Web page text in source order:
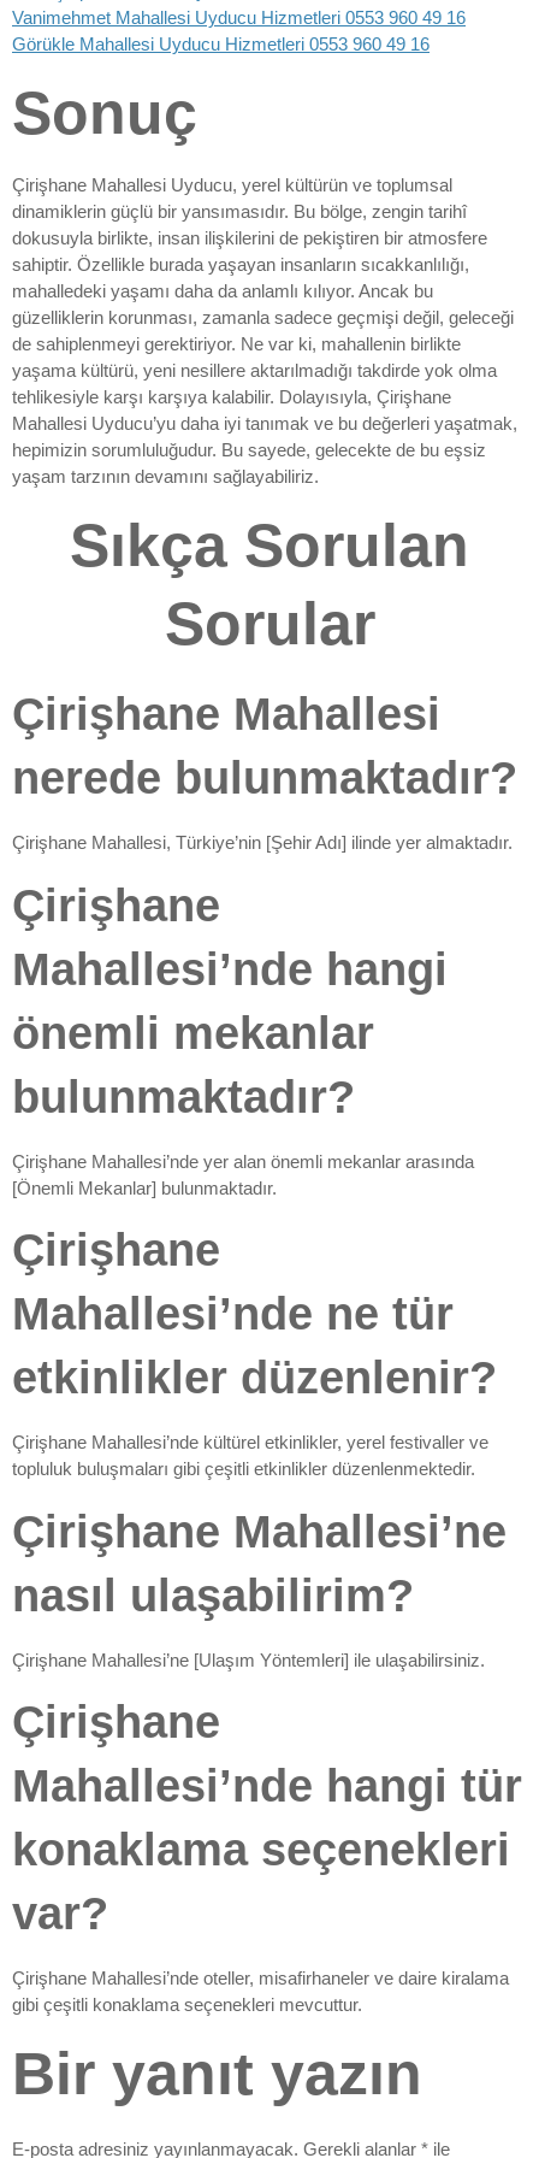
Vanimehmet Mahallesi Uyducu Hizmetleri 0553 960 49 16
Görükle Mahallesi Uyducu Hizmetleri 0553 960 49 16
Sonuç
Çirişhane Mahallesi Uyducu, yerel kültürün ve toplumsal
dinamiklerin güçlü bir yansımasıdır. Bu bölge, zengin tarihî
dokusuyla birlikte, insan ilişkilerini de pekiştiren bir atmosfere
sahiptir. Özellikle burada yaşayan insanların sıcakkanlılığı,
mahalledeki yaşamı daha da anlamlı kılıyor. Ancak bu
güzelliklerin korunması, zamanla sadece geçmişi değil, geleceği
de sahiplenmeyi gerektiriyor. Ne var ki, mahallenin birlikte
yaşama kültürü, yeni nesillere aktarılmadığı takdirde yok olma
tehlikesiyle karşı karşıya kalabilir. Dolayısıyla, Çirişhane
Mahallesi Uyducu’yu daha iyi tanımak ve bu değerleri yaşatmak,
hepimizin sorumluluğudur. Bu sayede, gelecekte de bu eşsiz
yaşam tarzının devamını sağlayabiliriz.
Sıkça Sorulan
Sorular
Çirişhane Mahallesi
nerede bulunmaktadır?
Çirişhane Mahallesi, Türkiye’nin [Şehir Adı] ilinde yer almaktadır.
Çirişhane
Mahallesi’nde hangi
önemli mekanlar
bulunmaktadır?
Çirişhane Mahallesi’nde yer alan önemli mekanlar arasında
[Önemli Mekanlar] bulunmaktadır.
Çirişhane
Mahallesi’nde ne tür
etkinlikler düzenlenir?
Çirişhane Mahallesi’nde kültürel etkinlikler, yerel festivaller ve
topluluk buluşmaları gibi çeşitli etkinlikler düzenlenmektedir.
Çirişhane Mahallesi’ne
nasıl ulaşabilirim?
Çirişhane Mahallesi’ne [Ulaşım Yöntemleri] ile ulaşabilirsiniz.
Çirişhane
Mahallesi’nde hangi tür
konaklama seçenekleri
var?
Çirişhane Mahallesi’nde oteller, misafirhaneler ve daire kiralama
gibi çeşitli konaklama seçenekleri mevcuttur.
Bir yanıt yazın
E-posta adresiniz yayınlanmayacak. Gerekli alanlar * ile